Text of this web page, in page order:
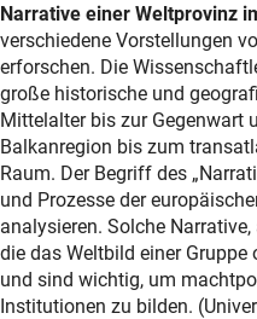
Narrative einer Weltprovinz
verschiedene Vorstellungen
erforschen. Die
große historische und
Mittelalter bis zur Gegenwart
Balkanregion bis zum
Raum. Der Begriff des
und Prozesse der
analysieren. Solche
die das Weltbild einer
und sind wichtig, um
Institutionen zu bilden.